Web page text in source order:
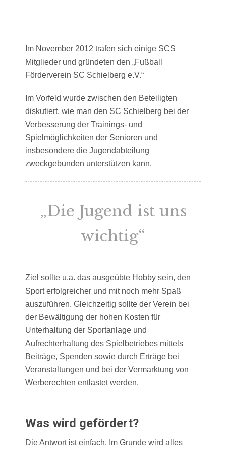
Im November 2012 trafen sich einige SCS
Mitglieder und gründeten den „Fußball
Förderverein SC Schielberg e.V.“
Im Vorfeld wurde zwischen den Beteiligten
diskutiert, wie man den SC Schielberg bei der
Verbesserung der Trainings- und
Spielmöglichkeiten der Senioren und
insbesondere die Jugendabteilung
zweckgebunden unterstützen kann.
„Die Jugend ist uns
wichtig“
Ziel sollte u.a. das ausgeübte Hobby sein, den
Sport erfolgreicher und mit noch mehr Spaß
auszuführen. Gleichzeitig sollte der Verein bei
der Bewältigung der hohen Kosten für
Unterhaltung der Sportanlage und
Aufrechterhaltung des Spielbetriebes mittels
Beiträge, Spenden sowie durch Erträge bei
Veranstaltungen und bei der Vermarktung von
Werberechten entlastet werden.
Was wird gefördert?
Die Antwort ist einfach. Im Grunde wird alles